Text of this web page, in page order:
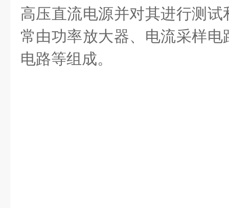
高压直流电源并对其进行测
常由功率放大器、电流采样
电路等组成。